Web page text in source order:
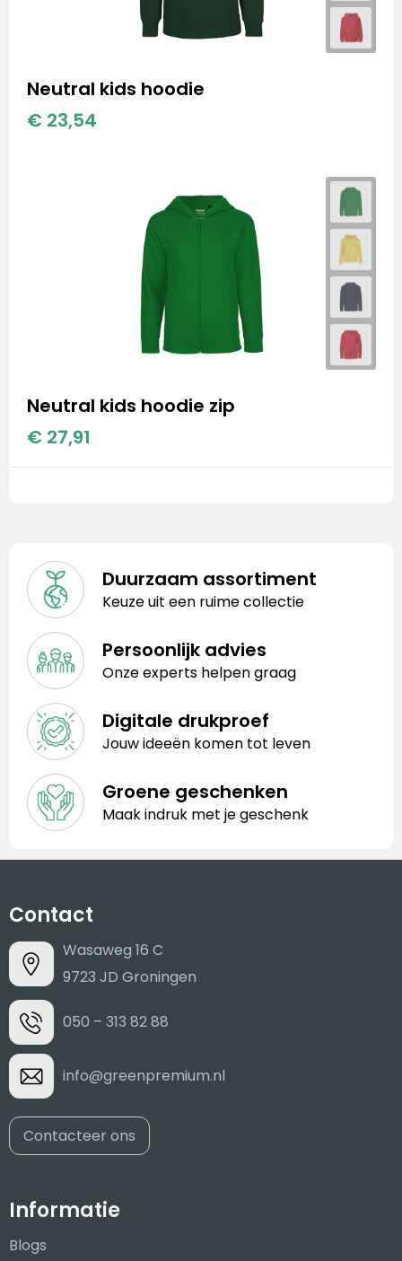
Neutral kids hoodie
€ 23,54
Neutral kids hoodie zip
€ 27,91
Duurzaam assortiment
Keuze uit een ruime collectie
Persoonlijk advies
Onze experts helpen graag
Digitale drukproef
Jouw ideeën komen tot leven
Groene geschenken
Maak indruk met je geschenk
Contact
Wasaweg 16 C
9723 JD Groningen
050 – 313 82 88
info@greenpremium.nl
Contacteer ons
Informatie
Blogs